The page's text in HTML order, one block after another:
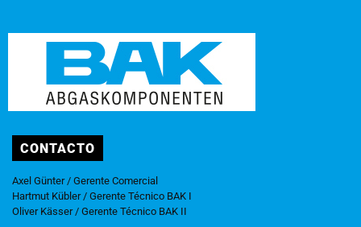
CONTACTO
Axel Günter / Gerente Comercial
Hartmut Kübler / Gerente Técnico BAK I
Oliver Kässer / Gerente Técnico BAK II